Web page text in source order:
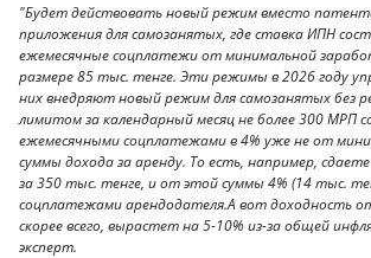
"Будет действовать новый режим вместо
приложения для самозанятых, где ставка ИПН
ежемесячные соцплатежи от минимальной
размере 85 тыс. тенге. Эти режимы в 2026 году
них внедряют новый режим для самозанятых без
лимитом за календарный месяц не более 300 МРП
ежемесячными соцплатежами в 4% уже не от
суммы дохода за аренду. То есть, например,
за 350 тыс. тенге, и от этой суммы 4% (14 тыс.
соцплатежами арендодателя.А вот доходность
скорее всего, вырастет на 5-10% из-за общей
эксперт.